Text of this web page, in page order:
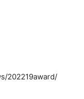
202219award/